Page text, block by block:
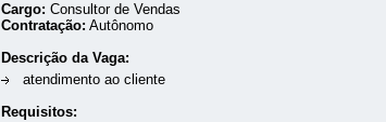
Cargo: Consultor de Vendas
Contratação: Autônomo
Descrição da Vaga:
atendimento ao cliente
Requisitos: